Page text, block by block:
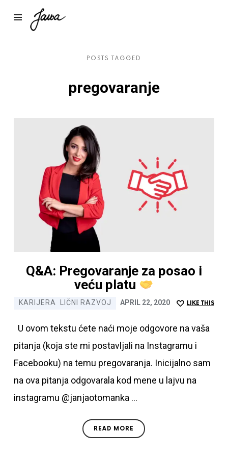
Janja
POSTS TAGGED
pregovaranje
Q&A: Pregovaranje za posao i
veću platu
KARIJERA LIČNI RAZVOJ APRIL 22, 2020
U ovom tekstu ćete naći moje odgovore na
vaša pitanja (koja ste mi postavljali na
Instagramu i Facebooku) na temu pregovaranja.
Inicijalno sam na ova pitanja odgovarala kod
READ MORE
Preuzmi dokument
7 najčešćih kobnih
grešaka na Linkedinu
Ime i prezime
Preuzimanjem ovog eBooka upadate kod mene na